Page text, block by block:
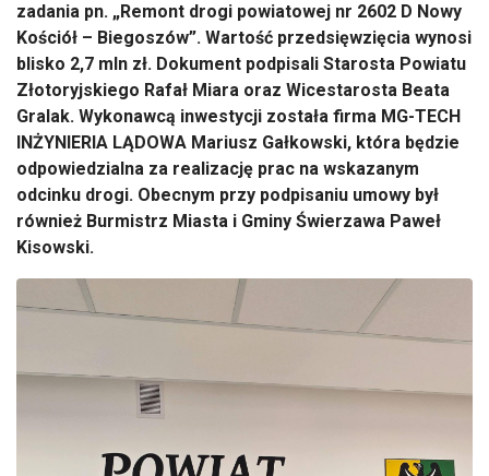
zadania pn. „Remont drogi powiatowej nr 2602 D Nowy
Kościół – Biegoszów”. Wartość przedsięwzięcia wynosi
blisko 2,7 mln zł. Dokument podpisali Starosta Powiatu
Złotoryjskiego Rafał Miara oraz Wicestarosta Beata
Gralak. Wykonawcą inwestycji została firma MG-TECH
INŻYNIERIA LĄDOWA Mariusz Gałkowski, która będzie
odpowiedzialna za realizację prac na wskazanym
odcinku drogi. Obecnym przy podpisaniu umowy był
również Burmistrz Miasta i Gminy Świerzawa Paweł
Kisowski.